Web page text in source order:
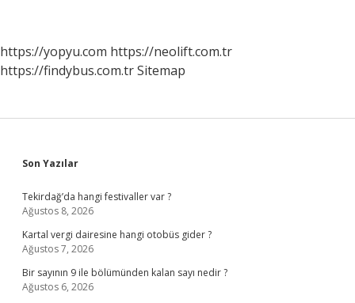
https://yopyu.com https://neolift.com.tr
https://findybus.com.trSitemap
Sidebar
Son Yazılar
Tekirdağ’da hangi festivaller var ?
Ağustos 8, 2026
Kartal vergi dairesine hangi otobüs gider ?
Ağustos 7, 2026
Bir sayının 9 ile bölümünden kalan sayı nedir ?
Ağustos 6, 2026